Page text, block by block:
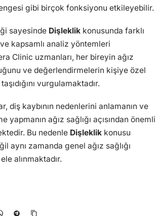
gibi birçok fonksiyonu etkileyebilir.
sayesinde Dişleklik konusunda farklı
kapsamlı analiz yöntemleri
Clinic uzmanları, her bireyin ağız
ve değerlendirmelerin kişiye özel
vurgulamaktadır.
diş kaybının nedenlerini anlamanın ve
yapmanın ağız sağlığı açısından önemli
Bu nedenle Dişleklik konusu
aynı zamanda genel ağız sağlığı
alınmaktadır.